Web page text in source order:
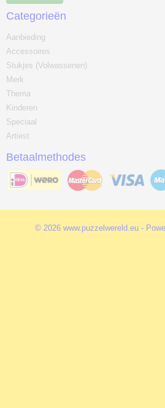
Categorieën
Aanbieding
Accessoires
Stukjes (Volwassenen)
Merk
Thema
Kinderen
Speciaal
Artiest
Betaalmethodes
© 2026 www.puzzelwereld.eu -